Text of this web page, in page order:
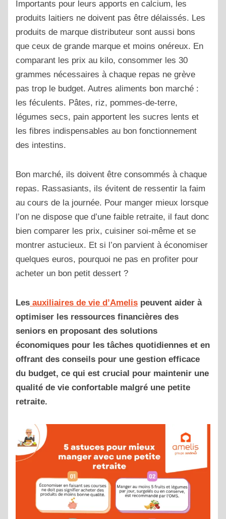
Importants pour leurs apports en calcium, les
produits laitiers ne doivent pas être délaissés. Les
produits de marque distributeur sont aussi bons
que ceux de grande marque et moins onéreux. En
comparant les prix au kilo, consommer les 30
grammes nécessaires à chaque repas ne grève
pas trop le budget. Autres aliments bon marché :
les féculents. Pâtes, riz, pommes-de-terre,
légumes secs, pain apportent les sucres lents et
les fibres indispensables au bon fonctionnement
des intestins.
Bon marché, ils doivent être consommés à chaque
repas. Rassasiants, ils évitent de ressentir la faim
au cours de la journée. Pour manger mieux lorsque
l’on ne dispose que d’une faible retraite, il faut donc
bien comparer les prix, cuisiner soi-même et se
montrer astucieux. Et si l’on parvient à économiser
quelques euros, pourquoi ne pas en profiter pour
acheter un bon petit dessert ?
Les auxiliaires de vie d’Amelis peuvent aider à
optimiser les ressources financières des
seniors en proposant des solutions
économiques pour les tâches quotidiennes et en
offrant des conseils pour une gestion efficace
du budget, ce qui est crucial pour maintenir une
qualité de vie confortable malgré une petite
retraite.